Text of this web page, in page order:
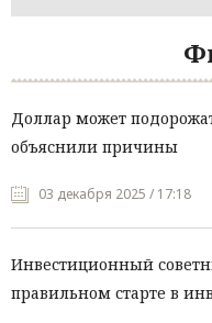
Доллар может
объяснили причины
03 декабря 2025 / 17:18
Инвестиционный
правильном старте в